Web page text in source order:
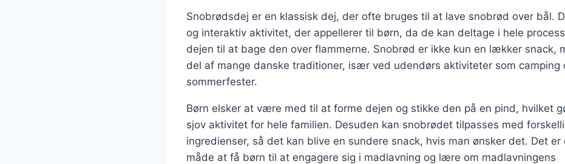
Snobrødsdej er en klassisk dej, der ofte bruges til at lave snobrød over bål.
og interaktiv aktivitet, der appellerer til børn, da de kan deltage i hele
dejen til at bage den over flammerne. Snobrød er ikke kun en lækker snack,
del af mange danske traditioner, især ved udendørs aktiviteter som camping
sommerfester.
Børn elsker at være med til at forme dejen og stikke den på en pind, hvilket
sjov aktivitet for hele familien. Desuden kan snobrødet tilpasses med
ingredienser, så det kan blive en sundere snack, hvis man ønsker det. Det
måde at få børn til at engagere sig i madlavning og lære om madlavningens